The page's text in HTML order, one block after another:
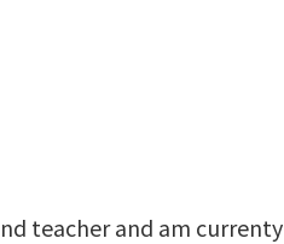
teacher and am currenty